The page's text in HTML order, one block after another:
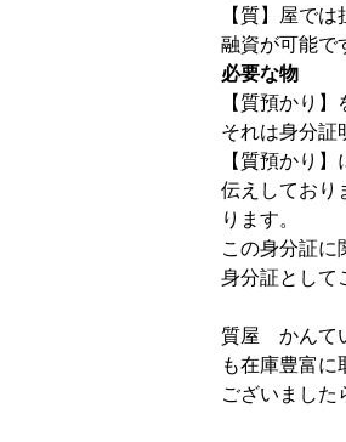
【質】屋で
融資が可能で
必要な物
【質預かり
それは身分証
【質預かり
伝えしており
ります。
この身分証に
身分証として
質屋 かんて
も在庫豊富
ございました